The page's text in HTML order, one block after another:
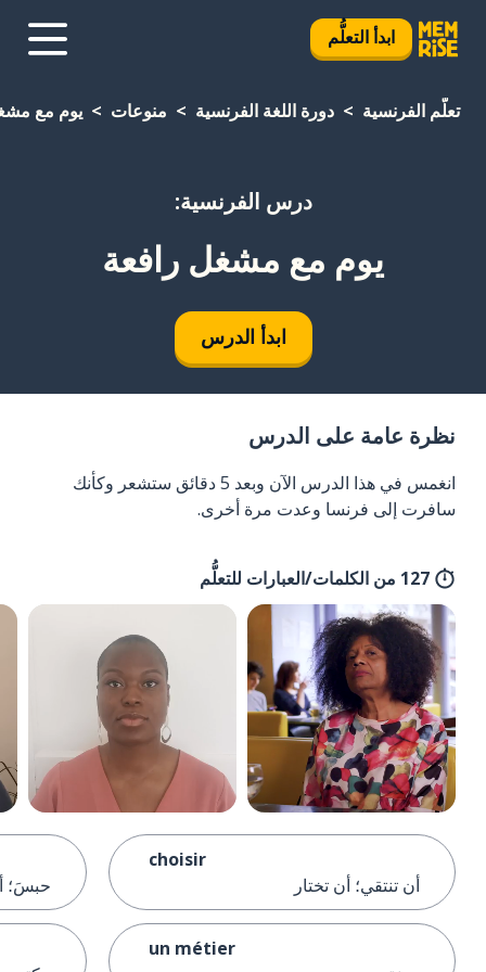
ابدأ التعلُّم
تعلَّم الفرنسية دورة اللغة الفرنسية منوعات يوم مع
درس الفرنسية:
يوم مع مشغل رافعة
ابدأ الدرس
نظرة عامة على الدرس
انغمس في هذا الدرس الآن وبعد 5 دقائق ستشعر وكأنك
سافرت إلى فرنسا وعدت مرة أخرى.
127 من الكلمات/العبارات للتعلُّم
choisir
أن تنتقي؛ أن تختار
un métier
حبسَ؛